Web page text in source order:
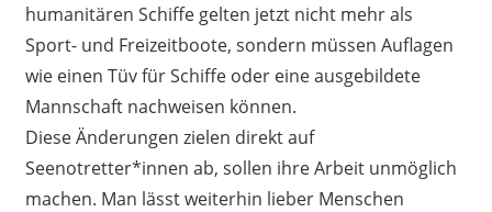
humanitären Schiffe gelten jetzt nicht mehr als
Sport- und Freizeitboote, sondern müssen Auflagen
wie einen Tüv für Schiffe oder eine ausgebildete
Mannschaft nachweisen können.
Diese Änderungen zielen direkt auf
Seenotretter*innen ab, sollen ihre Arbeit unmöglich
machen. Man lässt weiterhin lieber Menschen